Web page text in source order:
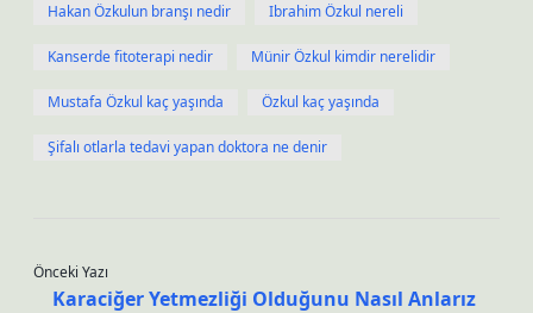
Hakan Özkulun branşı nedir Ibrahim Özkul nereli
Kanserde fitoterapi nedir Münir Özkul kimdir nerelidir
Mustafa Özkul kaç yaşında Özkul kaç yaşında
Şifalı otlarla tedavi yapan doktora ne denir
Önceki Yazı
Karaciğer Yetmezliği Olduğunu Nasıl Anlarız